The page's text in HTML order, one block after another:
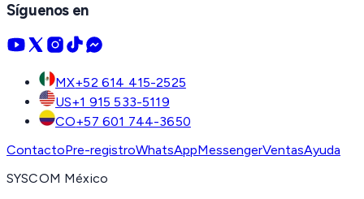
Síguenos en
MX+52 614 415-2525
US+1 915 533-5119
CO+57 601 744-3650
ContactoPre-registroWhatsAppMessengerVentasAyuda
SYSCOM México